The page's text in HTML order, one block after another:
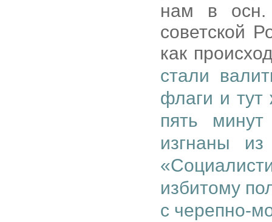
нам в осн.
советской
как
стали
флаги и тут
пять
изгнаны
избитому
с черепно-